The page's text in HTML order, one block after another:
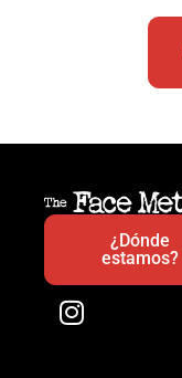
¿Dónde
estamos?